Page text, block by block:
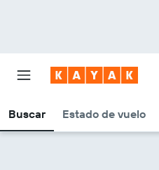
Buscar Estado de vuelo